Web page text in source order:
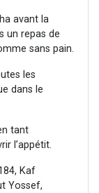
avant la
un repas de
sans pain.
les
dans le
tant
l’appétit.
Kaf
Yossef,